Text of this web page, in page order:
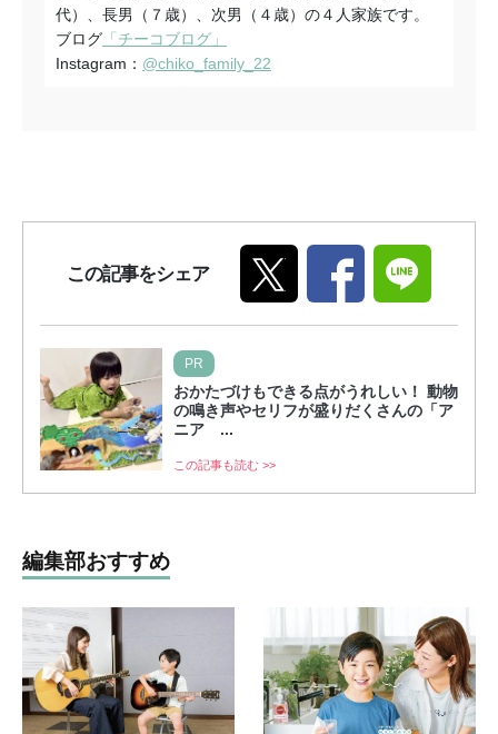
代）、長男（７歳）、次男（４歳）の４人家族です。
ブログ 「チーコブログ」
Instagram： @chiko_family_22
この記事をシェア
PR
おかたづけもできる点がうれしい！ 動物
の鳴き声やセリフが盛りだくさんの「ア
ニア ...
この記事も読む >>
編集部おすすめ